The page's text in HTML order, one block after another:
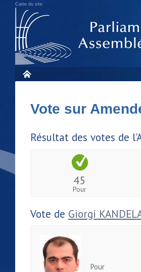
Carte du site
Vote sur
Résultat des votes de
45
Pour
Vote de Giorgi
Pour